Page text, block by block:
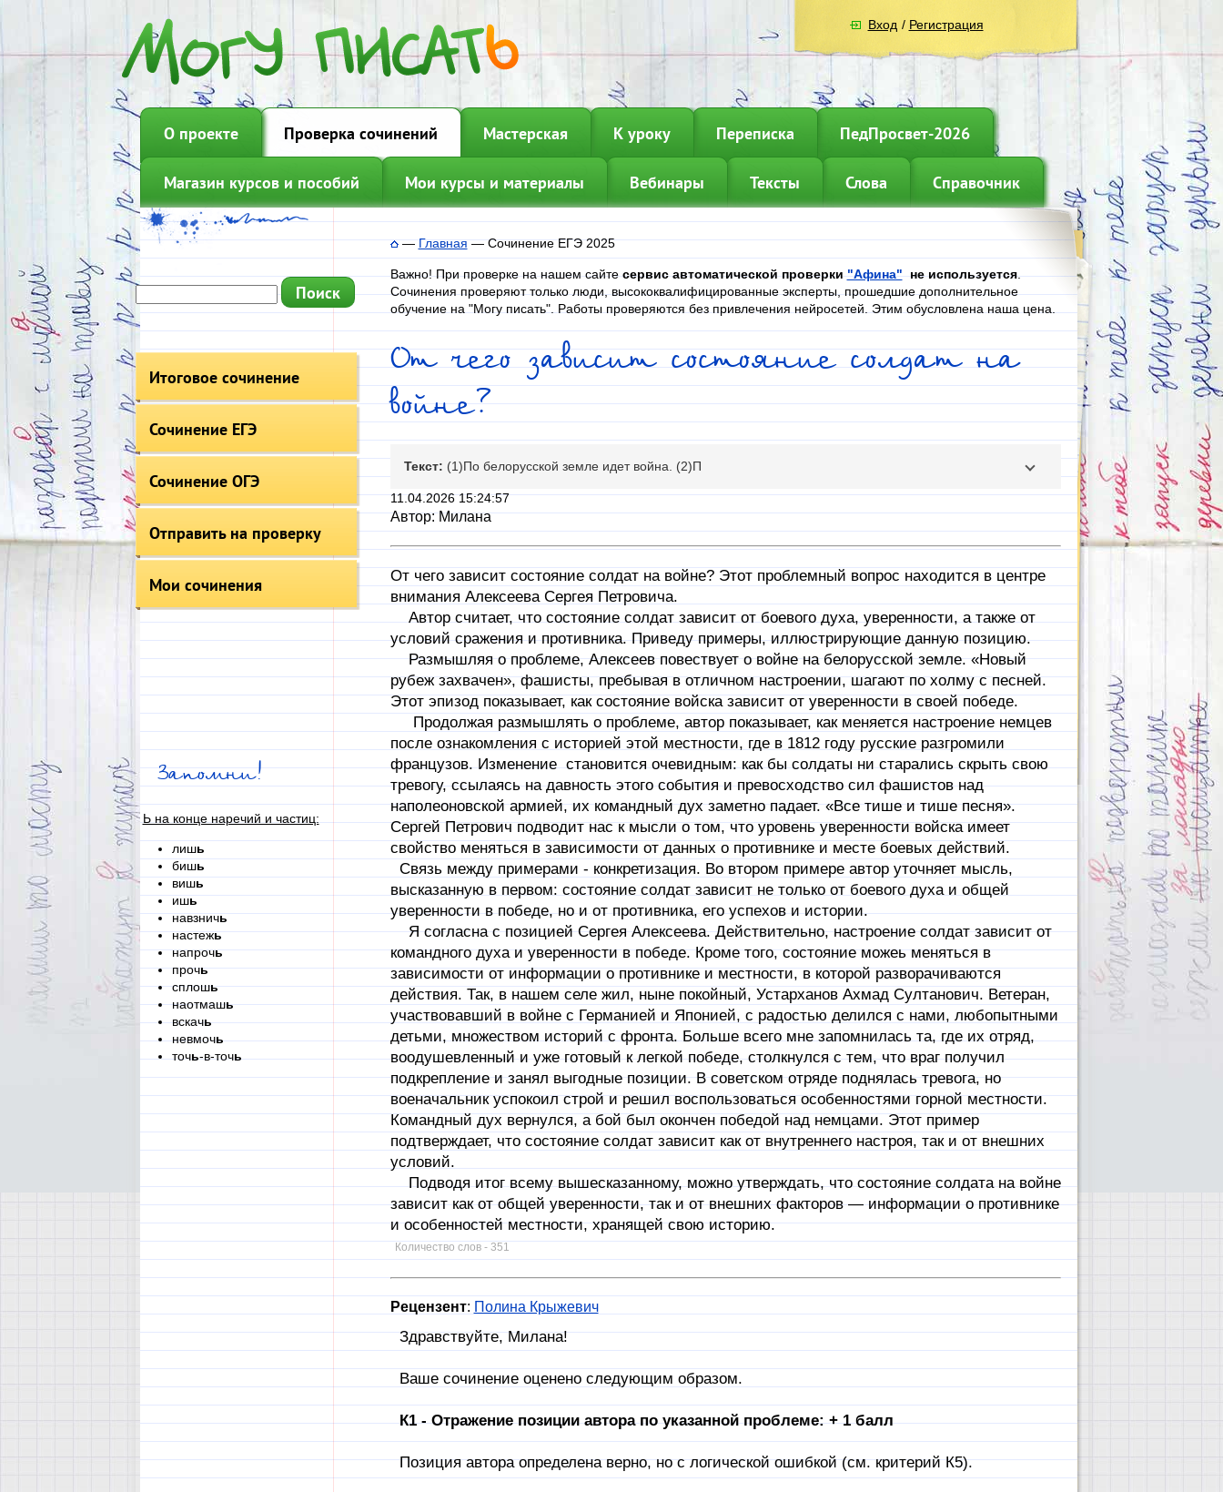
Вход / Регистрация
О проекте Проверка сочинений Мастерская К уроку Переписка ПедПросвет-2026
Магазин курсов и пособий Мои курсы и материалы Вебинары Тексты Слова Справочник
Итоговое сочинение
Сочинение ЕГЭ
Сочинение ОГЭ
Отправить на проверку
Мои сочинения
Запомни!
Ь на конце наречий и частиц:
лишь
бишь
вишь
ишь
навзничь
настежь
напрочь
прочь
сплошь
наотмашь
вскачь
невмочь
точь-в-точь
—Главная—Сочинение ЕГЭ 2025
Важно! При проверке на нашем сайтесервис автоматической проверки"Афина" не используется.
Сочинения проверяют только люди, высококвалифицированные эксперты, прошедшие дополнительное
обучение на "Могу писать". Работы проверяются без привлечения нейросетей. Этим обусловлена наша цена.
От чего зависит состояние солдат на
войне?
Текст: (1)По белорусской земле идет война. (2)П
11.04.2026 15:24:57
Автор: Милана
От чего зависит состояние солдат на войне? Этот проблемный вопрос находится в центре
внимания Алексеева Сергея Петровича.
Автор считает, что состояние солдат зависит от боевого духа, уверенности, а также от
условий сражения и противника. Приведу примеры, иллюстрирующие данную позицию.
Размышляя о проблеме, Алексеев повествует о войне на белорусской земле. «Новый
рубеж захвачен», фашисты, пребывая в отличном настроении, шагают по холму с песней.
Этот эпизод показывает, как состояние войска зависит от уверенности в своей победе.
Продолжая размышлять о проблеме, автор показывает, как меняется настроение немцев
после ознакомления с историей этой местности, где в 1812 году русские разгромили
французов. Изменение становится очевидным: как бы солдаты ни старались скрыть свою
тревогу, ссылаясь на давность этого события и превосходство сил фашистов над
наполеоновской армией, их командный дух заметно падает. «Все тише и тише песня».
Сергей Петрович подводит нас к мысли о том, что уровень уверенности войска имеет
свойство меняться в зависимости от данных о противнике и месте боевых действий.
Связь между примерами - конкретизация. Во втором примере автор уточняет мысль,
высказанную в первом: состояние солдат зависит не только от боевого духа и общей
уверенности в победе, но и от противника, его успехов и истории.
Я согласна с позицией Сергея Алексеева. Действительно, настроение солдат зависит от
командного духа и уверенности в победе. Кроме того, состояние можеь меняться в
зависимости от информации о противнике и местности, в которой разворачиваются
действия. Так, в нашем селе жил, ныне покойный, Устарханов Ахмад Султанович. Ветеран,
участвовавший в войне с Германией и Японией, с радостью делился с нами, любопытными
детьми, множеством историй с фронта. Больше всего мне запомнилась та, где их отряд,
воодушевленный и уже готовый к легкой победе, столкнулся с тем, что враг получил
подкрепление и занял выгодные позиции. В советском отряде поднялась тревога, но
военачальник успокоил строй и решил воспользоваться особенностями горной местности.
Командный дух вернулся, а бой был окончен победой над немцами. Этот пример
подтверждает, что состояние солдат зависит как от внутреннего настроя, так и от внешних
условий.
Подводя итог всему вышесказанному, можно утверждать, что состояние солдата на войне
зависит как от общей уверенности, так и от внешних факторов — информации о противнике
и особенностей местности, хранящей свою историю.
Количество слов - 351
Рецензент: Полина Крыжевич
Здравствуйте, Милана!
Ваше сочинение оценено следующим образом.
К1 - Отражение позиции автора по указанной проблеме: + 1 балл
Позиция автора определена верно, но с логической ошибкой (см. критерий К5).